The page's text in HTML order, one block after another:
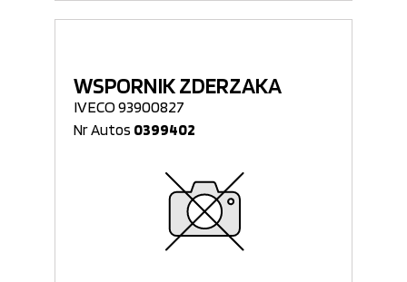
WSPORNIK ZDERZAKA
IVECO 93900827
Nr Autos 0399402